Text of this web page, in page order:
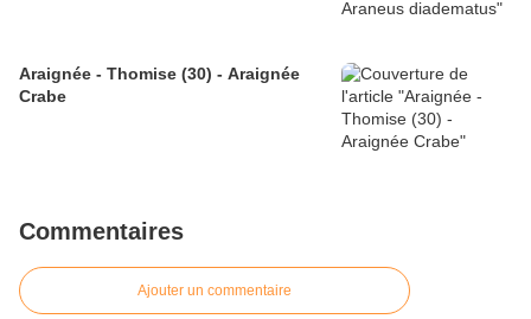
Araignée - Thomise (30) - Araignée
Crabe
Commentaires
Ajouter un commentaire